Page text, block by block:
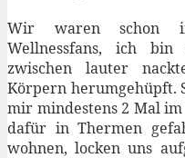
Wir waren schon
Wellnessfans, ich
zwischen lauter
Körpern herumgehüpft.
mir mindestens 2 Mal
dafür in Thermen
wohnen, locken uns